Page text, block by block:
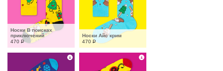
Носки В поисках
приключений
470 Р
Носки Айс крим
470 Р